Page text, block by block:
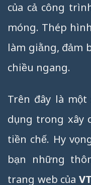
của cả công
móng. Thép
làm giằng, đảm
chiều ngang.
Trên đây là
dụng trong xây
tiền chế. Hy
bạn những
trang web của